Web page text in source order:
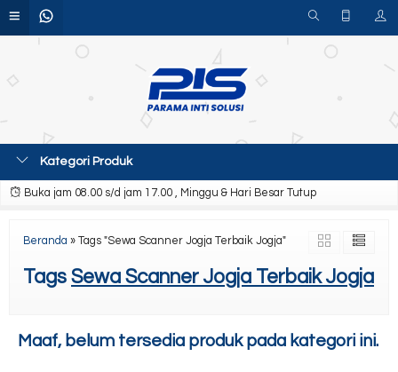
Kategori Produk
Buka jam 08.00 s/d jam 17.00 , Minggu & Hari Besar Tutup
Beranda » Tags "Sewa Scanner Jogja Terbaik Jogja"
Tags Sewa Scanner Jogja Terbaik Jogja
Maaf, belum tersedia produk pada kategori ini.